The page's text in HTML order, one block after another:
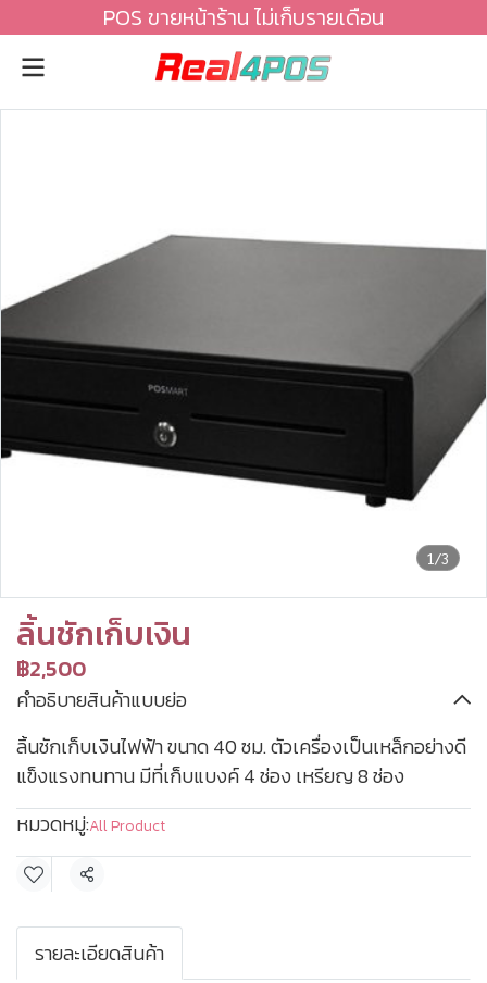
POS ขายหน้าร้าน ไม่เก็บรายเดือน
1/3
ลิ้นชักเก็บเงิน
฿2,500
คำอธิบายสินค้าแบบย่อ
ลิ้นชักเก็บเงินไฟฟ้า ขนาด 40 ซม. ตัวเครื่องเป็นเหล็กอย่างดี
แข็งแรงทนทาน มีที่เก็บแบงค์ 4 ช่อง เหรียญ 8 ช่อง
หมวดหมู่:All Product
แชร์
รายละเอียดสินค้า